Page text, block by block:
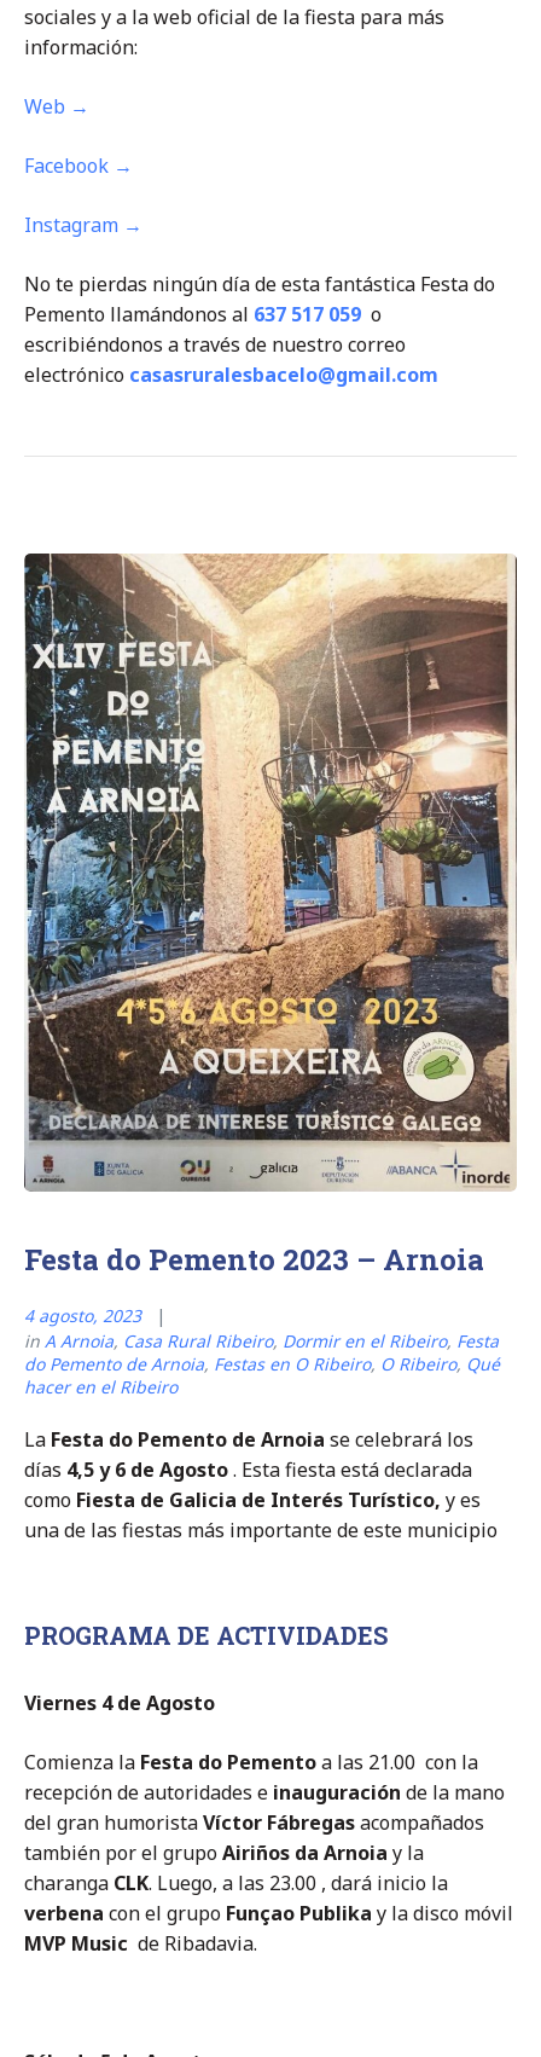
sociales y a la web oficial de la fiesta para más
información:
Web →
Facebook →
Instagram →
No te pierdas ningún día de esta fantástica Festa do
Pemento llamándonos al 637 517 059 o
escribiéndonos a través de nuestro correo
electrónico casasruralesbacelo@gmail.com
Festa do Pemento 2023 – Arnoia
4 agosto, 2023
in A Arnoia, Casa Rural Ribeiro, Dormir en el Ribeiro, Festa
do Pemento de Arnoia, Festas en O Ribeiro, O Ribeiro, Qué
hacer en el Ribeiro
La Festa do Pemento de Arnoia se celebrará los
días 4,5 y 6 de Agosto. Esta fiesta está declarada
como Fiesta de Galicia de Interés Turístico, y es
una de las fiestas más importante de este municipio
PROGRAMA DE ACTIVIDADES
Viernes 4 de Agosto
Comienza la Festa do Pementoa las 21.00 con la
recepción de autoridades e inauguración de la mano
del gran humoristaVíctor Fábregasacompañados
también por el grupoAiriños da Arnoia y la
charanga CLK. Luego, a las 23.00 , dará inicio la
verbena con el grupo Funçao Publika y la disco móvil
MVP Music de Ribadavia.